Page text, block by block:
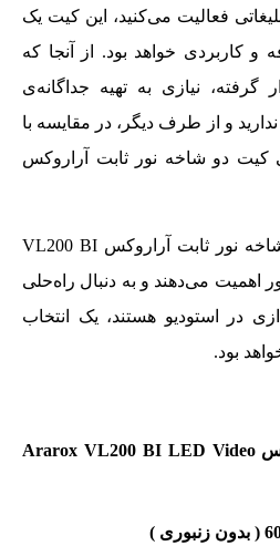
فعالیت می‌کنید، این کیت یک
و کاربردی خواهد بود. از آنجا که
نیازی به تهیه جداگانه‌ی
و از طرف دیگر، در مقایسه با
کیت دو شاخه نور ثابت آراروکس
در مجموع، خرید کیت دو شاخه نور ثابت آراروکس VL200 BI
اهمیت می‌دهند و به دنبال راه‌حلی
در استودیو هستند، یک انتخاب
بود.
2 عدد ویدیولایت آراروکس Ararox VL200 BI LED Video